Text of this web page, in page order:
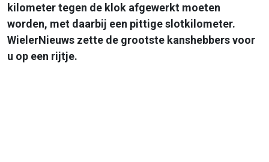
kilometer tegen de klok afgewerkt moeten
worden, met daarbij een pittige slotkilometer.
WielerNieuws zette de grootste kanshebbers voor
u op een rijtje.